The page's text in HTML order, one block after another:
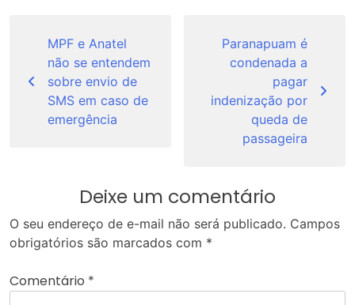
Post
MPF e Anatel
não se entendem
sobre envio de
SMS em caso de
emergência
Paranapuam é
condenada a
pagar
indenização por
queda de
passageira
Deixe um comentário
O seu endereço de e-mail não será publicado. Campos
obrigatórios são marcados com *
Comentário *